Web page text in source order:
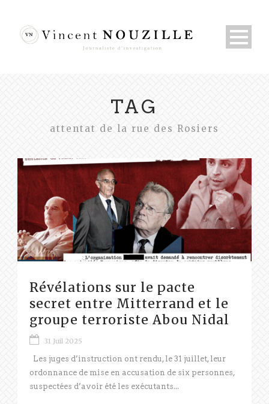
TAG
attentat de la rue des Rosiers
Révélations sur le pacte
secret entre Mitterrand et le
groupe terroriste Abou Nidal
31 Juil 2025
Les juges d’instruction ont rendu, le 31 juillet, leur
ordonnance de mise en accusation de six personnes,
suspectées d’avoir été les exécutants...